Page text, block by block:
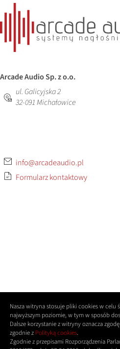
Arcade Audio Sp. z o.o.
ul. Galicyjska 2
32-091Michałowice
info@arcadeaudio.pl
Formularz kontaktowy
Nasza witryna stosuje pliki cookies w celu
najwyższym poziomie, w tym w sposób
Dalsze korzystanie z witryny oznacza
zgodnie z Polityką cookies.
Zgodnie z przepisami Rozporządzenia